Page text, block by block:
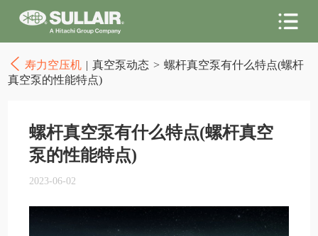
寿力空压机 | 真空泵动态 > 螺杆真空泵有什么特点(螺杆
真空泵的性能特点)
螺杆真空泵有什么特点(螺杆真空
泵的性能特点)
2023-06-02